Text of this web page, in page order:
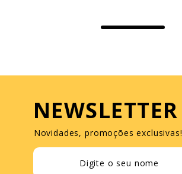
NEWSLETTER
Novidades, promoções exclusivas!